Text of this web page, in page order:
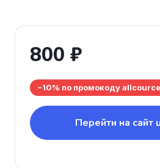
800 ₽
−10% по промокоду
Перейти на